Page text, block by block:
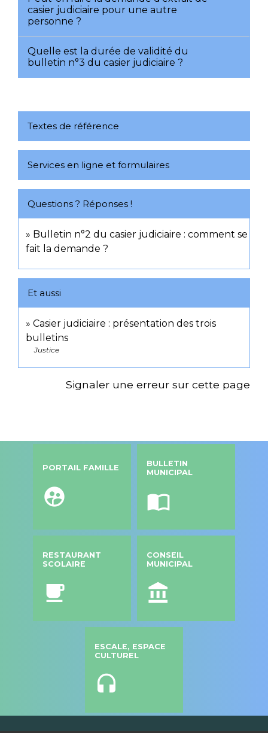
casier judiciaire pour une autre
personne ?
Quelle est la durée de validité du
bulletin n°3 du casier judiciaire ?
Textes de référence
Services en ligne et formulaires
Questions ? Réponses !
Bulletin n°2 du casier judiciaire : comment se
fait la demande ?
Et aussi
Casier judiciaire : présentation des trois
bulletins
Justice
Signaler une erreur sur cette page
PORTAIL FAMILLE
supervised_user_circle
BULLETIN
MUNICIPAL
import_contacts
RESTAURANT
SCOLAIRE
local_cafe
CONSEIL
MUNICIPAL
account_balance
ESCALE, ESPACE
CULTUREL
headset